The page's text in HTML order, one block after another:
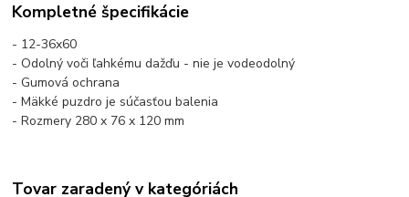
Kompletné špecifikácie
- 12-36x60
- Odolný voči ľahkému dažďu - nie je vodeodolný
- Gumová ochrana
- Mäkké puzdro je súčasťou balenia
- Rozmery 280 x 76 x 120 mm
Tovar zaradený v kategóriách